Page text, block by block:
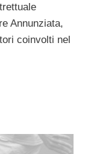
Annunziata,
coinvolti nel